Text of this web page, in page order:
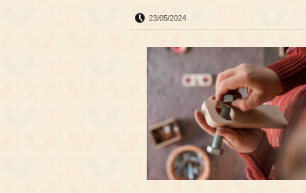
23/05/2024